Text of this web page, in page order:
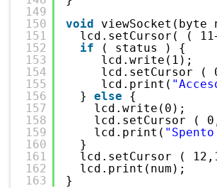
149
150
151
152
153
154
155
156
157
158
159
160
161
162
163
void
lcd.setCursor( (
if
( status ) {
lcd.write(1);
lcd.setCursor (
lcd.print(
} else
{
lcd.write(0);
lcd.setCursor (
lcd.print(
}
lcd.setCursor (
lcd.print(num);
}